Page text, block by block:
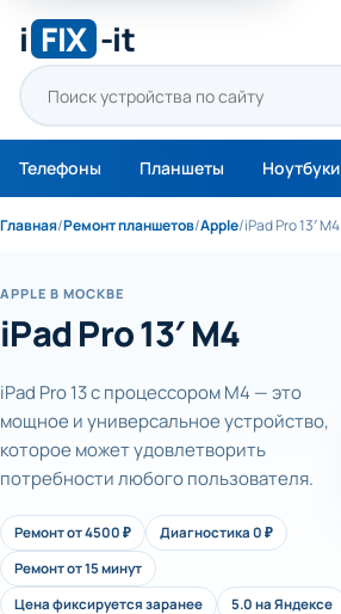
i FIX -it
Телефоны Планшеты Ноутбуки
Главная/Ремонт планшетов/Apple/iPad Pro 13′ M4
APPLE В МОСКВЕ
iPad Pro 13′ M4
iPad Pro 13 с процессором M4 — это
мощное и универсальное устройство,
которое может удовлетворить
потребности любого пользователя.
Ремонт от 4500 ₽
Диагностика 0 ₽
Ремонт от 15 минут
Цена фиксируется заранее
5.0 на Яндексе